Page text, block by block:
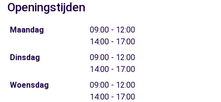
Openingstijden
Maandag
09:00 - 12:00
14:00 - 17:00
Dinsdag
09:00 - 12:00
14:00 - 17:00
Woensdag
09:00 - 12:00
14:00 - 17:00